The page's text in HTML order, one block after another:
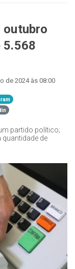
outubro
5.568
de 2024 às 08:00
partido político;
de